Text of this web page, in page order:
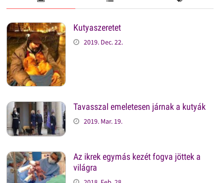
Kutyaszeretet
2019. Dec. 22.
Tavasszal emeletesen járnak a kutyák
2019. Mar. 19.
Az ikrek egymás kezét fogva jöttek a
világra